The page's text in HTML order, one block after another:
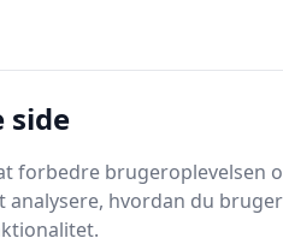
eller langs fodlisten,
lagt for nem betjening - og
enheden1-2 meter fra
du vil maskere.
side
forbedre brugeroplevelsen
hvordan du